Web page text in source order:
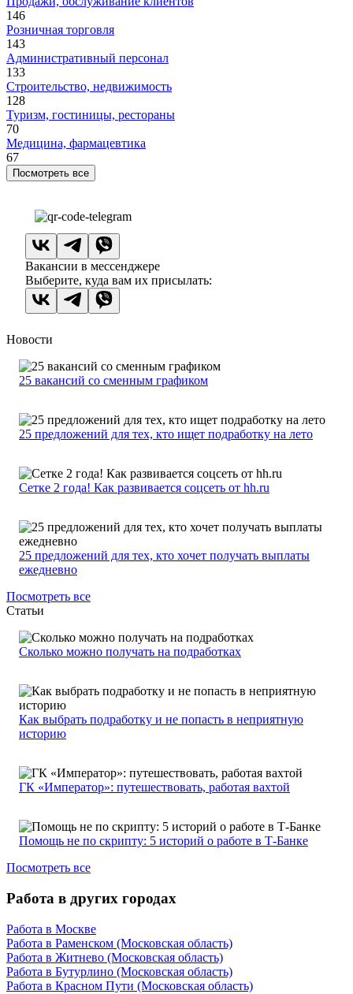
146
Розничная торговля
143
Административный персонал
133
Строительство, недвижимость
128
Туризм, гостиницы, рестораны
70
Медицина, фармацевтика
67
Посмотреть все
Вакансии в мессенджере
Выберите, куда вам их присылать:
Новости
25 вакансий со сменным графиком
25 предложений для тех, кто ищет подработку на лето
Сетке 2 года! Как развивается соцсеть от hh.ru
25 предложений для тех, кто хочет получать выплаты
ежедневно
Посмотреть все
Статьи
Сколько можно получать на подработках
Как выбрать подработку и не попасть в неприятную
историю
ГК «Император»: путешествовать, работая вахтой
Помощь не по скрипту: 5 историй о работе в Т-Банке
Посмотреть все
Работа в других городах
Работа в Москве
Работа в Раменском (Московская область)
Работа в Житнево (Московская область)
Работа в Бутурлино (Московская область)
Работа в Красном Пути (Московская область)